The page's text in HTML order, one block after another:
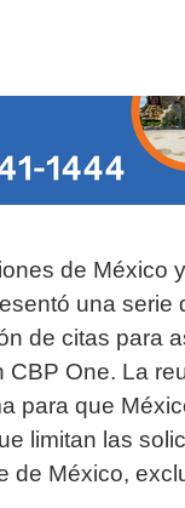
de México
una serie
de citas para
One. La
para que
limitan las
de México,